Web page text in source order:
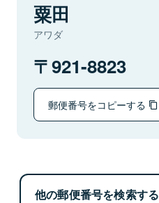
粟田
アワダ
921-8823
郵便番号をコピーする
他の郵便番号を検索する